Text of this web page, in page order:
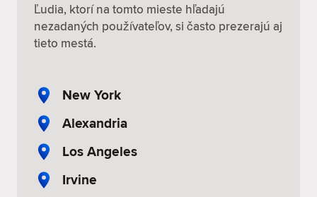
Ľudia, ktorí na tomto mieste hľadajú
nezadaných používateľov, si často prezerajú aj
tieto mestá.
New York
Alexandria
Los Angeles
Irvine